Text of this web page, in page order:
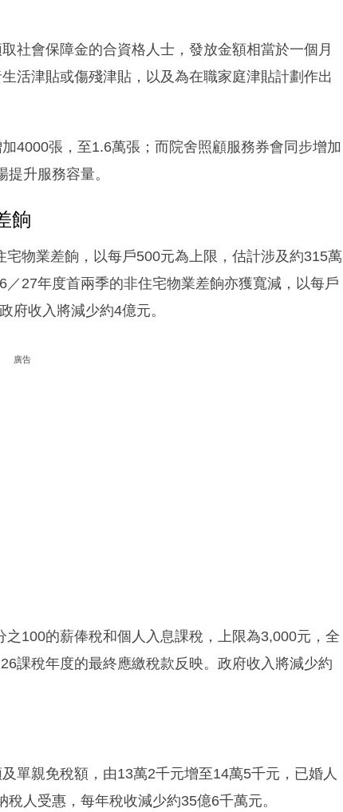
社會保障金的合資格人士，發放金額相當於一個月
活津貼或傷殘津貼，以及為在職家庭津貼計劃作出
4000張，至1.6萬張；而院舍照顧服務券會同步增加
升服務容量。
餉
物業差餉，以每戶500元為上限，估計涉及約315萬
27年度首兩季的非住宅物業差餉亦獲寬減，以每戶
府收入將減少約4億元。
廣告
100的薪俸稅和個人入息課稅，上限為3,000元，全
課稅年度的最終應繳稅款反映。政府收入將減少約
單親免稅額，由13萬2千元增至14萬5千元，已婚人
人受惠，每年稅收減少約35億6千萬元。